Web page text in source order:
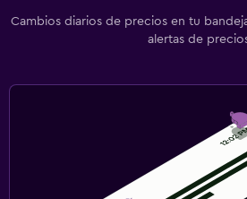
Cambios diarios de precios en tu
alertas de